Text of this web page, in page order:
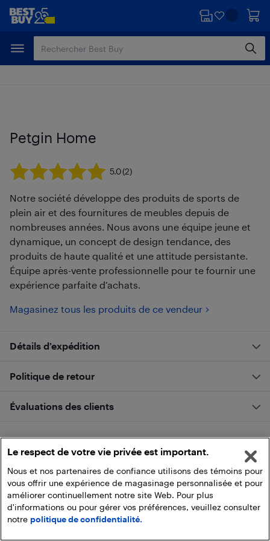
Passer
principal
Passer
Petgin Home
5.0(2)
Notre société développe des produits de sports de
plein air et des fournitures de meubles depuis de
nombreuses années. Nous avons une équipe jeune et
dynamique, un concept de design tendance, des
produits de haute qualité et une attitude persistante.
Équipe après-vente professionnelle pour te fournir une
expérience parfaite d’achats.
Magasinez tous les produits de ce vendeur
Détails d’expédition
Politique de retour
Évaluations des clients
Le respect de votre vie privée est important.
Nous et nos partenaires de confiance utilisons des témoins pour
vous offrir une expérience de magasinage personnalisée et pour
améliorer continuellement notre site Web. Pour plus
d'informations ou pour gérer vos préférences, veuillez consulter
notre politique de confidentialité.